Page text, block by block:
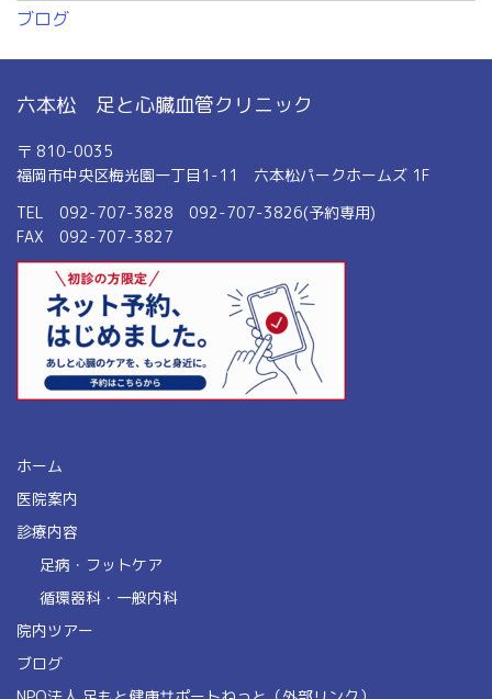
ブログ
六本松 足と心臓血管クリニック
〒 810-0035
福岡市中央区梅光園一丁目1-11 六本松パークホームズ 1F
TEL 092-707-3828 092-707-3826(予約専用)
FAX 092-707-3827
ホーム
医院案内
診療内容
足病・フットケア
循環器科・一般内科
院内ツアー
ブログ